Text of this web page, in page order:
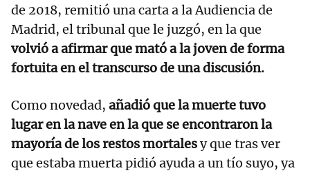
de 2018, remitió una carta a la Audiencia de
Madrid, el tribunal que le juzgó, en la que
volvió a afirmar que mató a la joven de forma
fortuita en el transcurso de una discusión.
Como novedad, añadió que la muerte tuvo
lugar en la nave en la que se encontraron la
mayoría de los restos mortalesy que tras ver
que estaba muerta pidió ayuda a un tío suyo, ya